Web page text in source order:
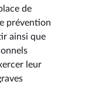
de
prévention
ainsi que
leur